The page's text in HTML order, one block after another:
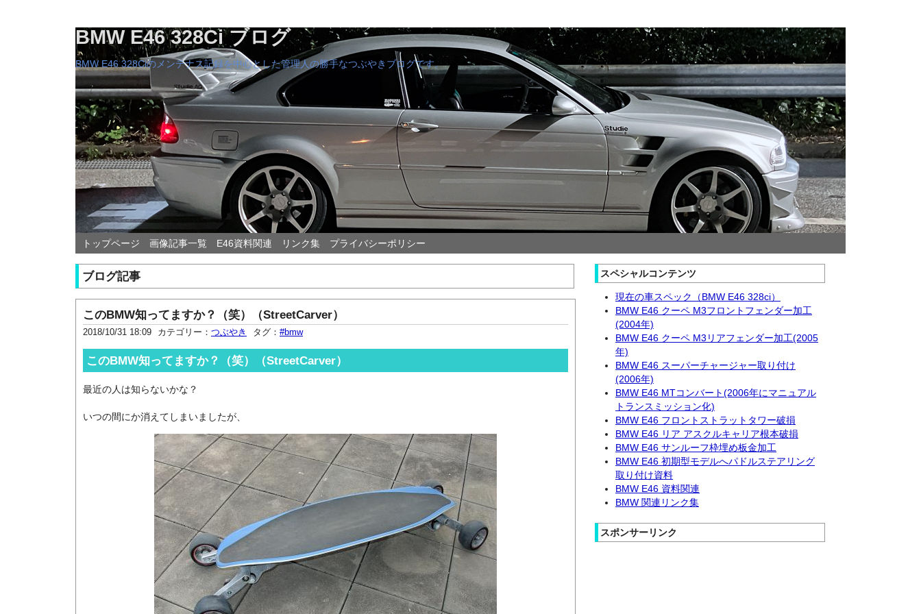
BMW E46 328Ci ブログ
BMW E46 328Ciのメンテナス記録を中心とした管理人の勝手なつぶやきブログです。
トップページ 画像記事一覧 E46資料関連 リンク集 プライバシーポリシー
ブログ記事
このBMW知ってますか？（笑）（StreetCarver）
2018/10/31 18:09 カテゴリー： つぶやき タグ： #bmw
このBMW知ってますか？（笑）（StreetCarver）
最近の人は知らないかな？
いつの間にか消えてしまいましたが、
スペシャルコンテンツ
現在の車スペック（BMW E46 328ci）
BMW E46 クーペ M3フロントフェンダー加工
(2004年)
BMW E46 クーペ M3リアフェンダー加工(2005
年)
BMW E46 スーパーチャージャー取り付け
(2006年)
BMW E46 MTコンバート(2006年にマニュアル
トランスミッション化)
BMW E46 フロントストラットタワー破損
BMW E46 リア アスクルキャリア根本破損
BMW E46 サンルーフ枠埋め板金加工
BMW E46 初期型モデルへパドルステアリング
取り付け資料
BMW E46 資料関連
BMW 関連リンク集
スポンサーリンク